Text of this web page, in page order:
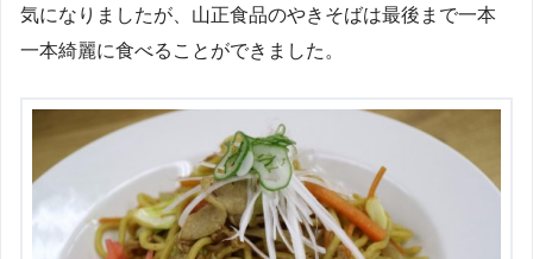
気になりましたが、山正食品のやきそばは最後まで一本
一本綺麗に食べることができました。